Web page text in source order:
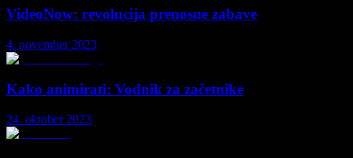
VideoNow: revolucija prenosne zabave
4. november 2023
Kako animirati: Vodnik za začetnike
24. oktober 2023